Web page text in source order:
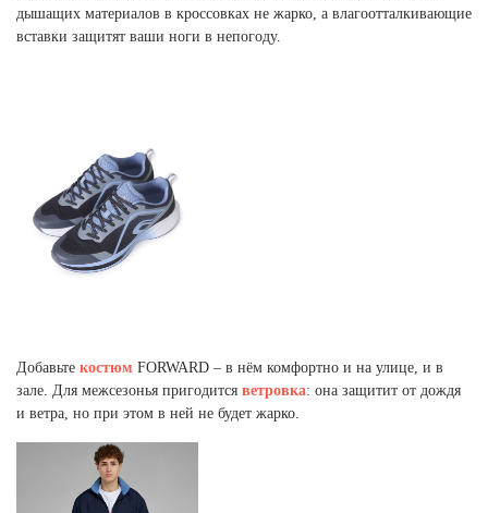
дышащих материалов в кроссовках не жарко, а влагоотталкивающие
вставки защитят ваши ноги в непогоду.
Добавьте костюм FORWARD – в нём комфортно и на улице, и в
зале. Для межсезонья пригодится ветровка: она защитит от дождя
и ветра, но при этом в ней не будет жарко.